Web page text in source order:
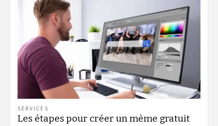
SERVICES
Les étapes pour créer un mème gratuit